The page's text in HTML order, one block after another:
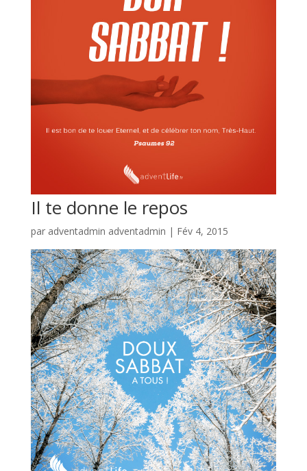
Il te donne le repos
par adventadmin adventadmin | Fév 4, 2015